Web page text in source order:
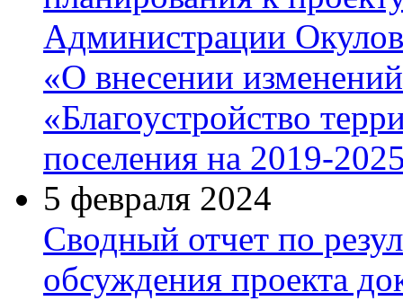
Администрации
«О внесении
«Благоустройство
поселения на 2019-
5 февраля 2024
Сводный отчет по
обсуждения проекта